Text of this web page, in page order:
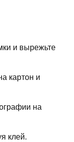
и вырежьте
картон и
на
клей.